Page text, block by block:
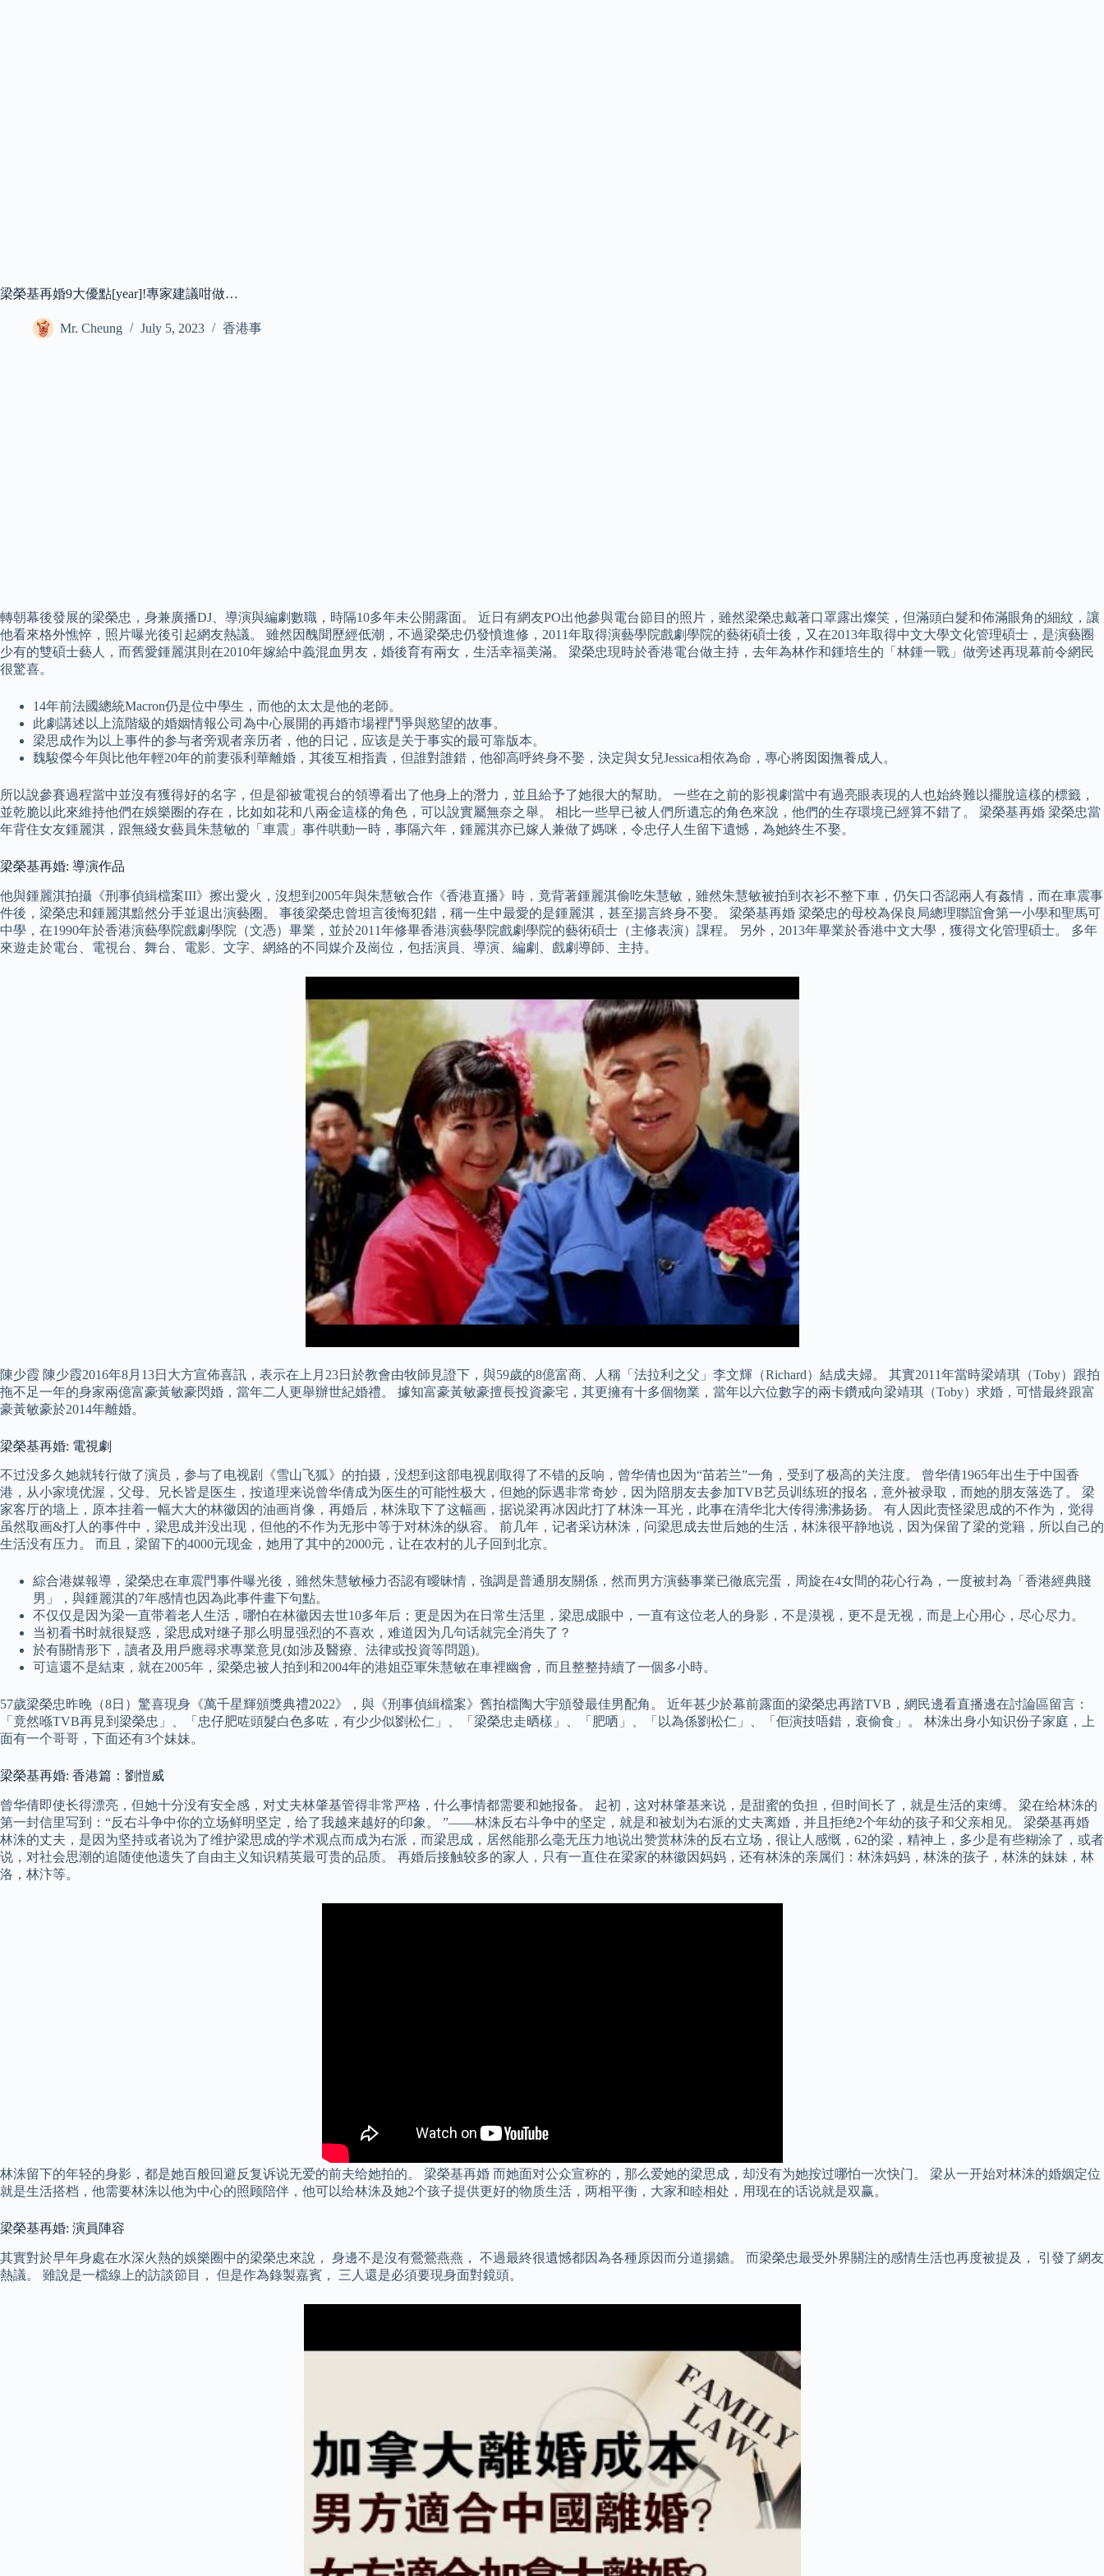
梁榮基再婚9大優點[year]!專家建議咁做…
Mr. Cheung July 5, 2023 香港事
轉朝幕後發展的梁榮忠，身兼廣播DJ、導演與編劇數職，時隔10多年未公開露面。 近日有網友PO出他參與電台節目的照片，雖然梁榮忠戴著口罩露出燦笑，但滿頭白髮和佈滿眼角的細紋，讓
他看來格外憔悴，照片曝光後引起網友熱議。 雖然因醜聞歷經低潮，不過梁榮忠仍發憤進修，2011年取得演藝學院戲劇學院的藝術碩士後，又在2013年取得中文大學文化管理碩士，是演藝圈
少有的雙碩士藝人，而舊愛鍾麗淇則在2010年嫁給中義混血男友，婚後育有兩女，生活幸福美滿。 梁榮忠現時於香港電台做主持，去年為林作和鍾培生的「林鍾一戰」做旁述再現幕前令網民
很驚喜。
14年前法國總統Macron仍是位中學生，而他的太太是他的老師。
此劇講述以上流階級的婚姻情報公司為中心展開的再婚市場裡鬥爭與慾望的故事。
梁思成作为以上事件的参与者旁观者亲历者，他的日记，应该是关于事实的最可靠版本。
魏駿傑今年與比他年輕20年的前妻張利華離婚，其後互相指責，但誰對誰錯，他卻高呼終身不娶，決定與女兒Jessica相依為命，專心將囡囡撫養成人。
所以說參賽過程當中並沒有獲得好的名字，但是卻被電視台的領導看出了他身上的潛力，並且給予了她很大的幫助。 一些在之前的影視劇當中有過亮眼表現的人也始終難以擺脫這樣的標籤，
並乾脆以此來維持他們在娛樂圈的存在，比如如花和八兩金這樣的角色，可以說實屬無奈之舉。 相比一些早已被人們所遺忘的角色來說，他們的生存環境已經算不錯了。 梁榮基再婚 梁榮忠當
年背住女友鍾麗淇，跟無綫女藝員朱慧敏的「車震」事件哄動一時，事隔六年，鍾麗淇亦已嫁人兼做了媽咪，令忠仔人生留下遺憾，為她終生不娶。
梁榮基再婚: 導演作品
他與鍾麗淇拍攝《刑事偵緝檔案III》擦出愛火，沒想到2005年與朱慧敏合作《香港直播》時，竟背著鍾麗淇偷吃朱慧敏，雖然朱慧敏被拍到衣衫不整下車，仍矢口否認兩人有姦情，而在車震事
件後，梁榮忠和鍾麗淇黯然分手並退出演藝圈。 事後梁榮忠曾坦言後悔犯錯，稱一生中最愛的是鍾麗淇，甚至揚言終身不娶。 梁榮基再婚 梁榮忠的母校為保良局總理聯誼會第一小學和聖馬可
中學，在1990年於香港演藝學院戲劇學院（文憑）畢業，並於2011年修畢香港演藝學院戲劇學院的藝術碩士（主修表演）課程。 另外，2013年畢業於香港中文大學，獲得文化管理碩士。 多年
來遊走於電台、電視台、舞台、電影、文字、網絡的不同媒介及崗位，包括演員、導演、編劇、戲劇導師、主持。
陳少霞 陳少霞2016年8月13日大方宣佈喜訊，表示在上月23日於教會由牧師見證下，與59歲的8億富商、人稱「法拉利之父」李文輝（Richard）結成夫婦。 其實2011年當時梁靖琪（Toby）跟拍
拖不足一年的身家兩億富豪黃敏豪閃婚，當年二人更舉辦世紀婚禮。 據知富豪黃敏豪擅長投資豪宅，其更擁有十多個物業，當年以六位數字的兩卡鑽戒向梁靖琪（Toby）求婚，可惜最終跟富
豪黃敏豪於2014年離婚。
梁榮基再婚: 電視劇
不过没多久她就转行做了演员，参与了电视剧《雪山飞狐》的拍摄，没想到这部电视剧取得了不错的反响，曾华倩也因为“苗若兰”一角，受到了极高的关注度。 曾华倩1965年出生于中国香
港，从小家境优渥，父母、兄长皆是医生，按道理来说曾华倩成为医生的可能性极大，但她的际遇非常奇妙，因为陪朋友去参加TVB艺员训练班的报名，意外被录取，而她的朋友落选了。 梁
家客厅的墙上，原本挂着一幅大大的林徽因的油画肖像，再婚后，林洙取下了这幅画，据说梁再冰因此打了林洙一耳光，此事在清华北大传得沸沸扬扬。 有人因此责怪梁思成的不作为，觉得
虽然取画&打人的事件中，梁思成并没出现，但他的不作为无形中等于对林洙的纵容。 前几年，记者采访林洙，问梁思成去世后她的生活，林洙很平静地说，因为保留了梁的党籍，所以自己的
生活没有压力。 而且，梁留下的4000元现金，她用了其中的2000元，让在农村的儿子回到北京。
綜合港媒報導，梁榮忠在車震門事件曝光後，雖然朱慧敏極力否認有曖昧情，強調是普通朋友關係，然而男方演藝事業已徹底完蛋，周旋在4女間的花心行為，一度被封為「香港經典賤
男」，與鍾麗淇的7年感情也因為此事件畫下句點。
不仅仅是因为梁一直带着老人生活，哪怕在林徽因去世10多年后；更是因为在日常生活里，梁思成眼中，一直有这位老人的身影，不是漠视，更不是无视，而是上心用心，尽心尽力。
当初看书时就很疑惑，梁思成对继子那么明显强烈的不喜欢，难道因为几句话就完全消失了？
於有關情形下，讀者及用戶應尋求專業意見(如涉及醫療、法律或投資等問題)。
可這還不是結束，就在2005年，梁榮忠被人拍到和2004年的港姐亞軍朱慧敏在車裡幽會，而且整整持續了一個多小時。
57歲梁榮忠昨晚（8日）驚喜現身《萬千星輝頒獎典禮2022》，與《刑事偵緝檔案》舊拍檔陶大宇頒發最佳男配角。 近年甚少於幕前露面的梁榮忠再踏TVB，網民邊看直播邊在討論區留言：
「竟然喺TVB再見到梁榮忠」、「忠仔肥咗頭髮白色多咗，有少少似劉松仁」、「梁榮忠走晒樣」、「肥哂」、「以為係劉松仁」、「佢演技唔錯，衰偷食」。 林洙出身小知识份子家庭，上
面有一个哥哥，下面还有3个妹妹。
梁榮基再婚: 香港篇：劉愷威
曾华倩即使长得漂亮，但她十分没有安全感，对丈夫林肇基管得非常严格，什么事情都需要和她报备。 起初，这对林肇基来说，是甜蜜的负担，但时间长了，就是生活的束缚。 梁在给林洙的
第一封信里写到：“反右斗争中你的立场鲜明坚定，给了我越来越好的印象。 ”——林洙反右斗争中的坚定，就是和被划为右派的丈夫离婚，并且拒绝2个年幼的孩子和父亲相见。 梁榮基再婚
林洙的丈夫，是因为坚持或者说为了维护梁思成的学术观点而成为右派，而梁思成，居然能那么毫无压力地说出赞赏林洙的反右立场，很让人感慨，62的梁，精神上，多少是有些糊涂了，或者
说，对社会思潮的追随使他遗失了自由主义知识精英最可贵的品质。 再婚后接触较多的家人，只有一直住在梁家的林徽因妈妈，还有林洙的亲属们：林洙妈妈，林洙的孩子，林洙的妹妹，林
洛，林汴等。
林洙留下的年轻的身影，都是她百般回避反复诉说无爱的前夫给她拍的。 梁榮基再婚 而她面对公众宣称的，那么爱她的梁思成，却没有为她按过哪怕一次快门。 梁从一开始对林洙的婚姻定位
就是生活搭档，他需要林洙以他为中心的照顾陪伴，他可以给林洙及她2个孩子提供更好的物质生活，两相平衡，大家和睦相处，用现在的话说就是双赢。
梁榮基再婚: 演員陣容
其實對於早年身處在水深火熱的娛樂圈中的梁榮忠來說， 身邊不是沒有鶯鶯燕燕， 不過最終很遺憾都因為各種原因而分道揚鑣。 而梁榮忠最受外界關注的感情生活也再度被提及， 引發了網友
熱議。 雖說是一檔線上的訪談節目， 但是作為錄製嘉賓， 三人還是必須要現身面對鏡頭。